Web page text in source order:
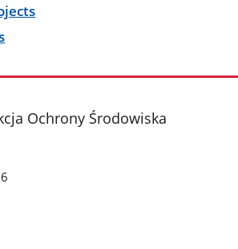
Ochrony Środowiska